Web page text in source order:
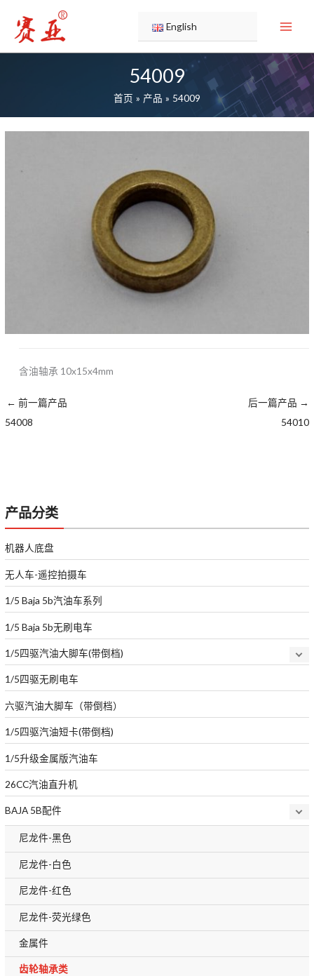
容
English
54009
首页 产品 54009
产品分类
机器人底盘
无人车-遥控拍摄车
1/5 Baja 5b汽油车系列
1/5 Baja 5b无刷电车
1/5四驱汽油大脚车(带倒档)
1/5四驱无刷电车
六驱汽油大脚车（带倒档）
1/5四驱汽油短卡(带倒档)
1/5升级金属版汽油车
26CC汽油直升机
BAJA 5B配件
尼龙件-黑色
尼龙件-白色
尼龙件-红色
尼龙件-荧光绿色
金属件
齿轮轴承类
含油轴承 10x15x4mm
← 前一篇产品
54008
后一篇产品 →
54010